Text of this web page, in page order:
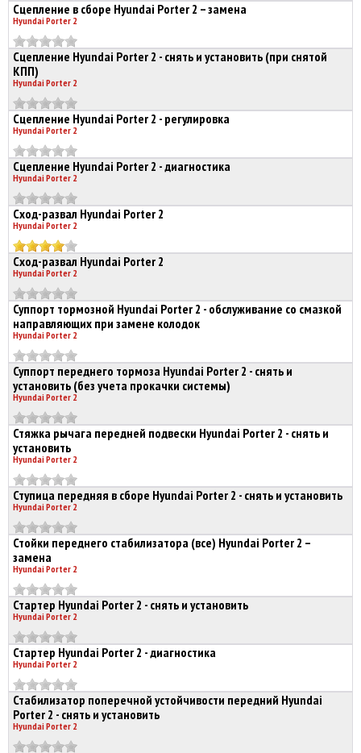
Сцепление в сборе Hyundai Porter 2 – замена
Hyundai Porter 2
Сцепление Hyundai Porter 2 - снять и установить (при снятой
КПП)
Hyundai Porter 2
Сцепление Hyundai Porter 2 - регулировка
Hyundai Porter 2
Сцепление Hyundai Porter 2 - диагностика
Hyundai Porter 2
Сход-развал Hyundai Porter 2
Hyundai Porter 2
Сход-развал Hyundai Porter 2
Hyundai Porter 2
Суппорт тормозной Hyundai Porter 2 - обслуживание со смазкой
направляющих при замене колодок
Hyundai Porter 2
Суппорт переднего тормоза Hyundai Porter 2 - снять и
установить (без учета прокачки системы)
Hyundai Porter 2
Стяжка рычага передней подвески Hyundai Porter 2 - снять и
установить
Hyundai Porter 2
Ступица передняя в сборе Hyundai Porter 2 - снять и установить
Hyundai Porter 2
Стойки переднего стабилизатора (все) Hyundai Porter 2 –
замена
Hyundai Porter 2
Стартер Hyundai Porter 2 - снять и установить
Hyundai Porter 2
Стартер Hyundai Porter 2 - диагностика
Hyundai Porter 2
Стабилизатор поперечной устойчивости передний Hyundai
Porter 2 - снять и установить
Hyundai Porter 2